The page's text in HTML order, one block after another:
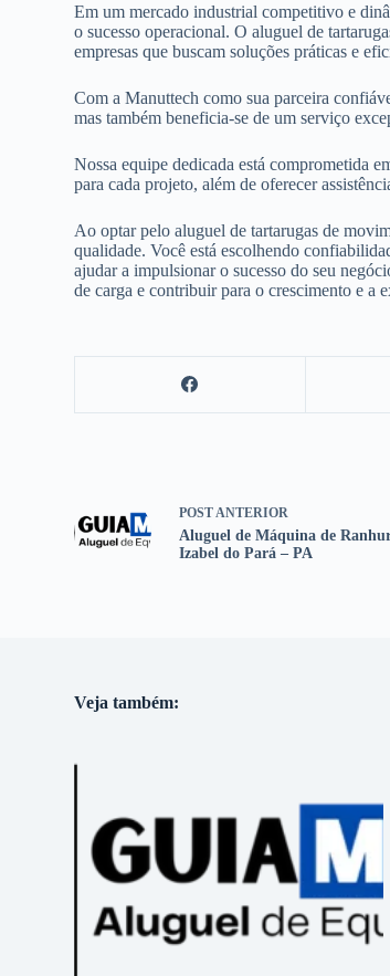
Em um mercado industrial competitivo e
o sucesso operacional. O aluguel de
empresas que buscam soluções práticas e
Com a Manuttech como sua parceira
mas também beneficia-se de um serviço
Nossa equipe dedicada está comprometida
para cada projeto, além de oferecer
Ao optar pelo aluguel de tartarugas de
qualidade. Você está escolhendo
ajudar a impulsionar o sucesso do seu
de carga e contribuir para o crescimento e a
POSTANTERIOR
Aluguel de Máquina de
Izabel do Pará – PA
Veja também: